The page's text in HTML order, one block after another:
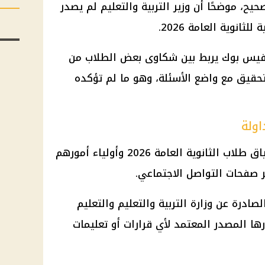
موضحًا أن وزير التربية والتعليم لم يصدر
العامة 2026.
فيس بوك يربط بين شكاوى بعض الطلاب من
مع واضع الأسئلة، وهو ما لم تؤكده
شدد المصدر على ضرورة عدم انسياق طلاب الثانوية العامة 2026 وأولياء أمورهم
صفحات التواصل الاجتماعي.
عن وزارة التربية والتعليم والتعليم
المصدر المعتمد لأي قرارات أو تعليمات